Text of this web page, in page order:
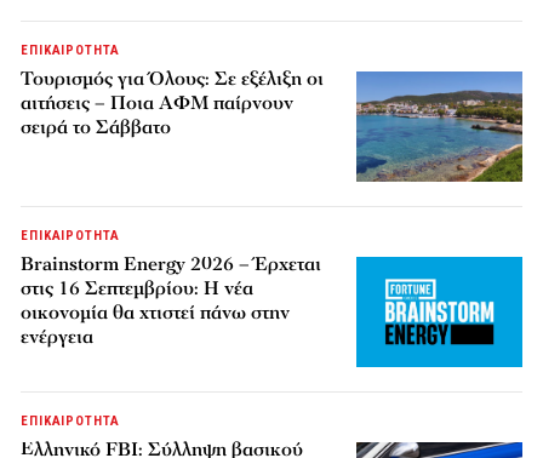
ΕΠΙΚΑΙΡΟΤΗΤΑ
Τουρισμός για Όλους: Σε εξέλιξη οι
αιτήσεις – Ποια ΑΦΜ παίρνουν
σειρά το Σάββατο
ΕΠΙΚΑΙΡΟΤΗΤΑ
Brainstorm Energy 2026 – Έρχεται
στις 16 Σεπτεμβρίου: Η νέα
οικονομία θα χτιστεί πάνω στην
ενέργεια
ΕΠΙΚΑΙΡΟΤΗΤΑ
Ελληνικό FBI: Σύλληψη βασικού